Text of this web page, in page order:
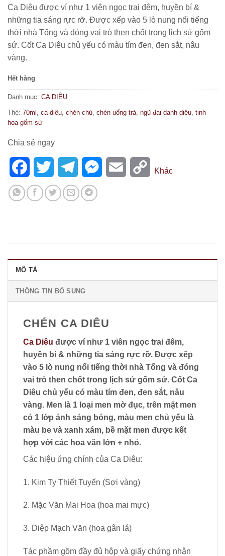
Ca Diêu được ví như 1 viên ngọc trai đêm, huyền bí &
những tia sáng rực rỡ. Được xếp vào 5 lò nung nổi tiếng
thời nhà Tống và đóng vai trò then chốt trong lịch sử gốm
sứ. Cốt Ca Diêu chủ yếu có màu tím đen, đen sắt, nâu
vàng.
Hết hàng
Danh mục: CA DIÊU
Thẻ: 70ml ca diêu chén chủ chén uống trà ngũ đại danh diêu tinh
hoa gốm sứ
Chia sẻ ngay
FacebookTwitter TelegramMessenger
Email Copy
Khác
MÔ TẢ
THÔNG TIN BỔ SUNG
CHÉN CA DIÊU
Ca Diêu được ví như 1 viên ngọc trai đêm,
huyền bí & những tia sáng rực rỡ. Được xếp
vào 5 lò nung nổi tiếng thời nhà Tống và đóng
vai trò then chốt trong lịch sử gốm sứ. Cốt Ca
Diêu chủ yếu có màu tím đen, đen sắt, nâu
vàng. Men là 1 loại men mờ đục, trên mặt men
có 1 lớp ánh sáng bóng, màu men chủ yếu là
màu be và xanh xám, bề mặt men được kết
hợp với các hoa văn lớn + nhỏ.
Các hiệu ứng chính của Ca Diêu:
1. Kim Ty Thiết Tuyến (Sợi vàng)
2. Mặc Văn Mai Hoa (hoa mai mực)
3. Diệp Mạch Văn (hoa gân lá)
Tác phầm gồm đầy đủ hộp và giấy chứng nhận